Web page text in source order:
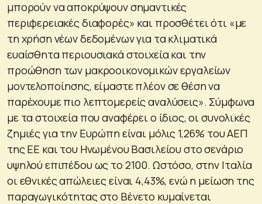
μπορούν να αποκρύψουν σημαντικές
περιφερειακές διαφορές» και προσθέτει ότι «με
τη χρήση νέων δεδομένων για τα κλιματικά
ευαίσθητα περιουσιακά στοιχεία και την
προώθηση των μακροοικονομικών εργαλείων
μοντελοποίησης, είμαστε πλέον σε θέση να
παρέχουμε πιο λεπτομερείς αναλύσεις». Σύμφωνα
με τα στοιχεία που αναφέρει ο ίδιος, οι συνολικές
ζημιές για την Ευρώπη είναι μόλις 1,26% του ΑΕΠ
της ΕΕ και του Ηνωμένου Βασιλείου στο σενάριο
υψηλού επιπέδου ως το 2100. Ωστόσο, στην Ιταλία
οι εθνικές απώλειες είναι 4,43%, ενώ η μείωση της
παραγωγικότητας στο Βένετο κυμαίνεται